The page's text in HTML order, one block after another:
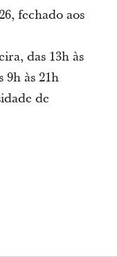
fechado aos
das 13h às
9h às 21h
de